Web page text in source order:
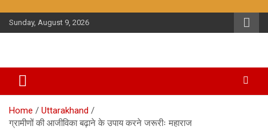
content
Sunday, August 9, 2026
Home
Uttarakhand
ग्रामीणों की आजीव‍िका बढ़ाने के उपाय करने जरूरीः महाराज